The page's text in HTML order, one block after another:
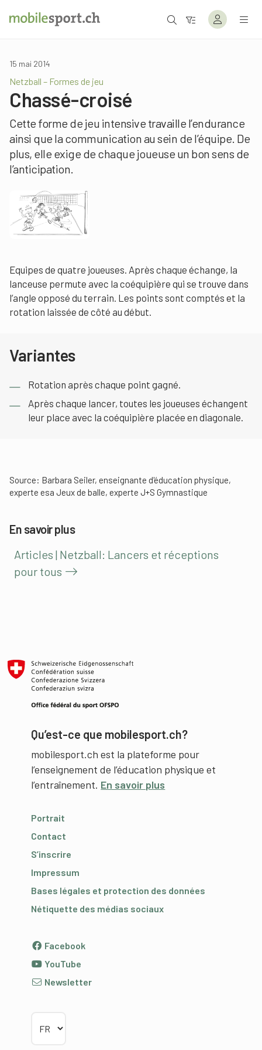
15 mai 2014
Netzball – Formes de jeu
Chassé-croisé
Cette forme de jeu intensive travaille l’endurance
ainsi que la communication au sein de l’équipe. De
plus, elle exige de chaque joueuse un bon sens de
l’anticipation.
Equipes de quatre joueuses. Après chaque échange, la
lanceuse permute avec la coéquipière qui se trouve dans
l’angle opposé du terrain. Les points sont comptés et la
rotation laissée de côté au début.
Variantes
Rotation après chaque point gagné.
Après chaque lancer, toutes les joueuses échangent
leur place avec la coéquipière placée en diagonale.
Source: Barbara Seiler, enseignante d'éducation physique,
experte esa Jeux de balle, experte J+S Gymnastique
En savoir plus
Articles | Netzball: Lancers et réceptions
pour tous
Qu’est-ce que mobilesport.ch?
mobilesport.ch est la plateforme pour
l’enseignement de l’éducation physique et
l’entraînement. En savoir plus
Portrait
Contact
S’inscrire
Impressum
Bases légales et protection des données
Nétiquette des médias sociaux
Facebook
YouTube
Newsletter